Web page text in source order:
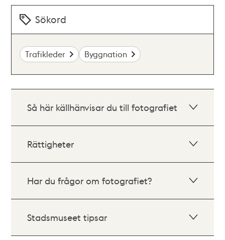
Sökord
Trafikleder Byggnation
Så här källhänvisar du till fotografiet
Rättigheter
Har du frågor om fotografiet?
Stadsmuseet tipsar